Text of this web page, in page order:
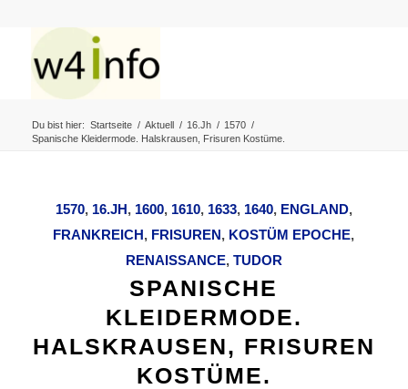
Du bist hier: Startseite / Aktuell / 16.Jh / 1570 /
Spanische Kleidermode. Halskrausen, Frisuren Kostüme.
1570, 16.JH, 1600, 1610, 1633, 1640, ENGLAND,
FRANKREICH, FRISUREN, KOSTÜM EPOCHE,
RENAISSANCE, TUDOR
SPANISCHE
KLEIDERMODE.
HALSKRAUSEN, FRISUREN
KOSTÜME.